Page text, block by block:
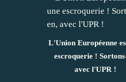
L'Union Européenne
escroquerie !
avec l'UPR !